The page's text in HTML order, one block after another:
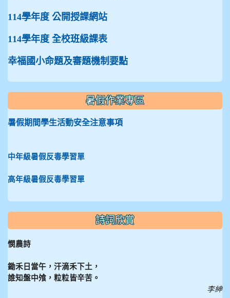
114學年度 公開授課網站
114學年度 全校班級課表
幸福國小命題及審題機制要點
暑假作業專區
暑假期間學生活動安全注意事項
中年級暑假反毒學習單
高年級暑假反毒學習單
詩詞欣賞
憫農詩
鋤禾日當午，汗滴禾下土，
誰知盤中飧，粒粒皆辛苦。
李紳